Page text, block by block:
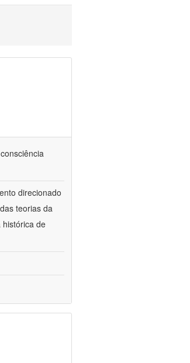
direcionado
teorias da
de